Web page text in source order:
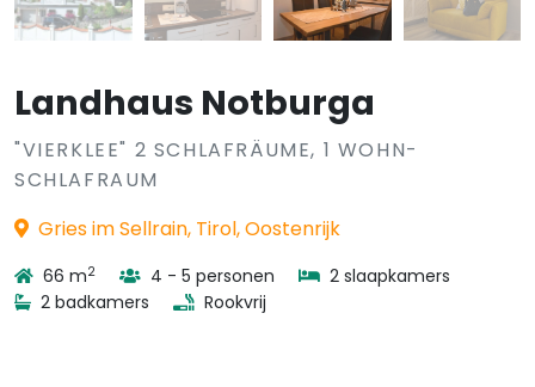
Landhaus Notburga
"VIERKLEE" 2 SCHLAFRÄUME, 1 WOHN-
SCHLAFRAUM
Gries im Sellrain, Tirol, Oostenrijk
66 m2 4 - 5 personen
2 slaapkamers
2 badkamers
Rookvrij